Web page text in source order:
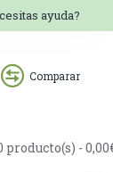
ayuda?
Comparar
producto(s) -